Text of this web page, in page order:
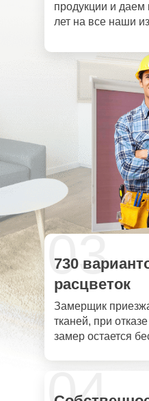
продукции и даем
лет на все наши
03
730
расцветок
Замерщик
тканей, при
замер остается